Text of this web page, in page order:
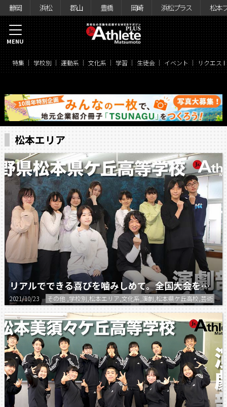
静岡 浜松 郡山 豊橋 岡崎 浜松プラス 松本
特集 学校別 運動系 文化系 学習 生徒会 イベント リクエス
MENU
松本エリア
リアルでできる喜びを噛みしめて。全国大会を目指す。
2021/10/23 その他 ,学校別,松本エリア,文化系,演劇,松本県ケ丘高校,芸術